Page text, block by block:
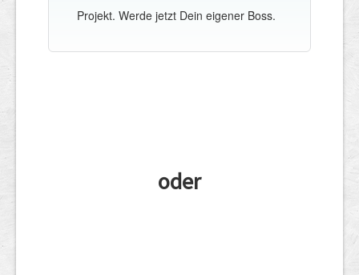
Projekt. Werde jetzt Dein eigener Boss.
oder